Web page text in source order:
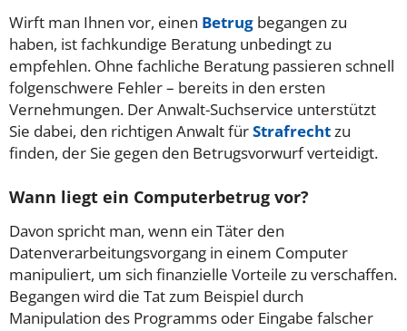
Wirft man Ihnen vor, einen Betrug begangen zu
haben, ist fachkundige Beratung unbedingt zu
empfehlen. Ohne fachliche Beratung passieren schnell
folgenschwere Fehler – bereits in den ersten
Vernehmungen. Der Anwalt-Suchservice unterstützt
Sie dabei, den richtigen Anwalt fürStrafrechtzu
finden, der Sie gegen den Betrugsvorwurf verteidigt.
Wann liegt ein Computerbetrug vor?
Davon spricht man, wenn ein Täter den
Datenverarbeitungsvorgang in einem Computer
manipuliert, um sich finanzielle Vorteile zu verschaffen.
Begangen wird die Tat zum Beispiel durch
Manipulation des Programms oder Eingabe falscher